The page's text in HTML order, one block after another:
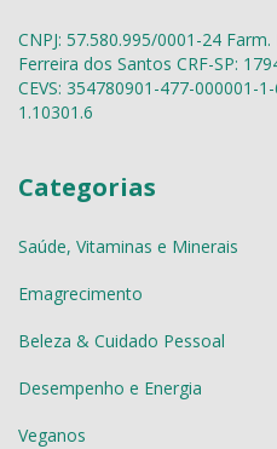
CNPJ: 57.580.995/0001-24
Ferreira dos Santos CRF-SP:
CEVS: 354780901-477-000001-
1.10301.6
Categorias
Saúde, Vitaminas e Minerais
Emagrecimento
Beleza & Cuidado Pessoal
Desempenho e Energia
Veganos